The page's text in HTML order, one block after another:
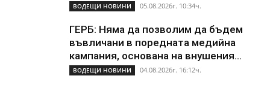
ВОДЕЩИ НОВИНИ 05.08.2026г. 10:34ч.
ГЕРБ: Няма да позволим да бъдем
въвличани в поредната медийна
кампания, основана на внушения...
ВОДЕЩИ НОВИНИ 04.08.2026г. 16:12ч.